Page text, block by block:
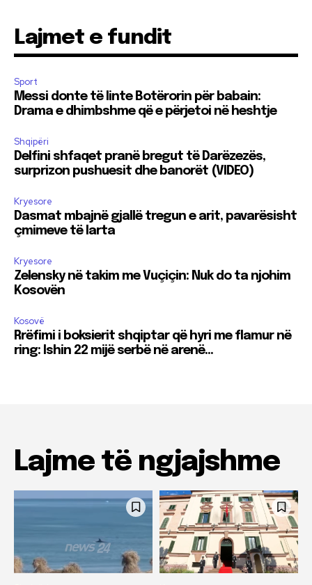
Lajmet e fundit
Sport
Messi donte të linte Botërorin për babain:
Drama e dhimbshme që e përjetoi në heshtje
Shqipëri
Delfini shfaqet pranë bregut të Darëzezës,
surprizon pushuesit dhe banorët (VIDEO)
Kryesore
Dasmat mbajnë gjallë tregun e arit, pavarësisht
çmimeve të larta
Kryesore
Zelensky në takim me Vuçiçin: Nuk do ta njohim
Kosovën
Kosovë
Rrëfimi i boksierit shqiptar që hyri me flamur në
ring: Ishin 22 mijë serbë në arenë…
Lajme të ngjajshme